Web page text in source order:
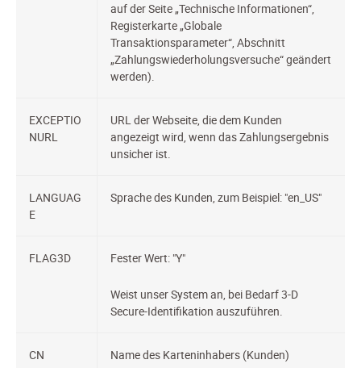
auf der Seite „Technische Informationen“,
Registerkarte „Globale
Transaktionsparameter“, Abschnitt
„Zahlungswiederholungsversuche“ geändert
werden).
EXCEPTIO
NURL
URL der Webseite, die dem Kunden
angezeigt wird, wenn das Zahlungsergebnis
unsicher ist.
LANGUAG
E
Sprache des Kunden, zum Beispiel: "en_US"
FLAG3D Fester Wert: "Y"
Weist unser System an, bei Bedarf 3-D
Secure-Identifikation auszuführen.
CN Name des Karteninhabers (Kunden)